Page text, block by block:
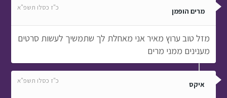
מרים הופמן כ"ז כסלו תשפ"א
מזל טוב ערוץ מאיר אני מאחלת לך שתמשיך לעשות סרטים
מענינים ממני מרים
איקס כ"ז כסלו תשפ"א